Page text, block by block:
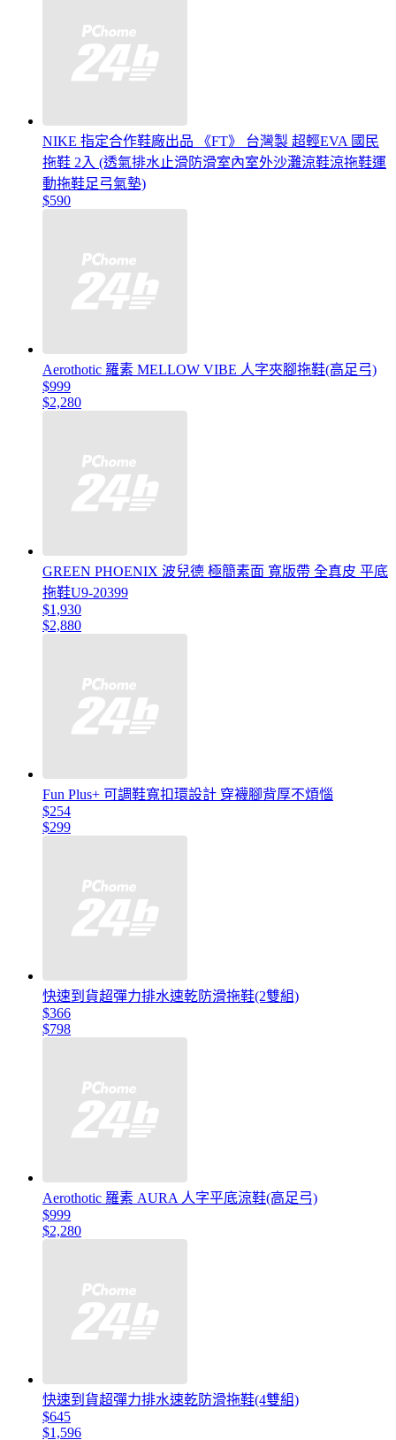
NIKE 指定合作鞋廠出品 《FT》 台灣製 超輕EVA 國民
拖鞋 2入 (透氣排水止滑防滑室內室外沙灘涼鞋涼拖鞋運
動拖鞋足弓氣墊)
$590
Aerothotic 羅素 MELLOW VIBE 人字夾腳拖鞋(高足弓)
$999
$2,280
GREEN PHOENIX 波兒德 極簡素面 寬版帶 全真皮 平底
拖鞋U9-20399
$1,930
$2,880
Fun Plus+ 可調鞋寬扣環設計 穿襪腳背厚不煩惱
$254
$299
快速到貨超彈力排水速乾防滑拖鞋(2雙組)
$366
$798
Aerothotic 羅素 AURA 人字平底涼鞋(高足弓)
$999
$2,280
快速到貨超彈力排水速乾防滑拖鞋(4雙組)
$645
$1,596